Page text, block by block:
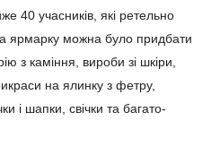
40 учасників, які ретельно
ярмарку можна було придбати
з каміння, вироби зі шкіри,
на ялинку з фетру,
і шапки, свічки та багато-